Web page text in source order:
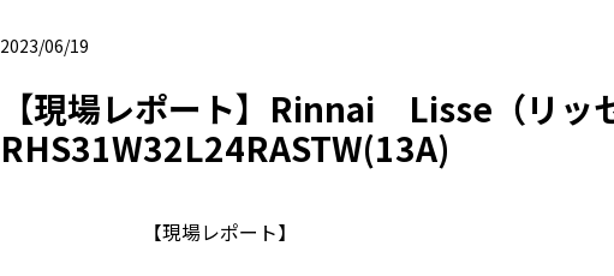
2023/06/19
【現場レポート】Rinnai Lisse（リッ
RHS31W32L24RASTW(13A)
【現場レポート】